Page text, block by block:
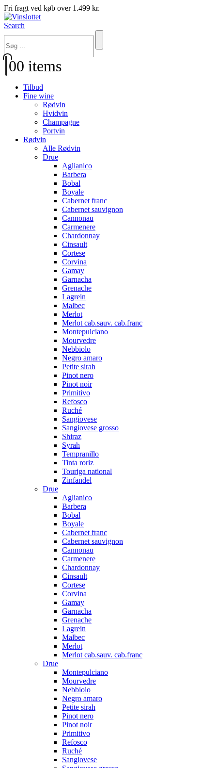
Fri fragt ved køb over 1.499 kr.
Search
00 items
Tilbud
Fine wine
Rødvin
Hvidvin
Champagne
Portvin
Rødvin
Alle Rødvin
Drue
Aglianico
Barbera
Bobal
Boyale
Cabernet franc
Cabernet sauvignon
Cannonau
Carmenere
Chardonnay
Cinsault
Cortese
Corvina
Gamay
Garnacha
Grenache
Lagrein
Malbec
Merlot
Merlot cab.sauv. cab.franc
Montepulciano
Mourvedre
Nebbiolo
Negro amaro
Petite sirah
Pinot nero
Pinot noir
Primitivo
Refosco
Ruché
Sangiovese
Sangiovese grosso
Shiraz
Syrah
Tempranillo
Tinta roriz
Touriga national
Zinfandel
Drue
Aglianico
Barbera
Bobal
Boyale
Cabernet franc
Cabernet sauvignon
Cannonau
Carmenere
Chardonnay
Cinsault
Cortese
Corvina
Gamay
Garnacha
Grenache
Lagrein
Malbec
Merlot
Merlot cab.sauv. cab.franc
Drue
Montepulciano
Mourvedre
Nebbiolo
Negro amaro
Petite sirah
Pinot nero
Pinot noir
Primitivo
Refosco
Ruché
Sangiovese